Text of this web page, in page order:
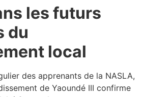
les futurs
du
local
des apprenants de la NASLA,
de Yaoundé III confirme